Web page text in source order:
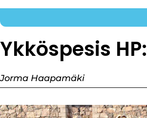
Ykköspesis
Jorma Haapamäki